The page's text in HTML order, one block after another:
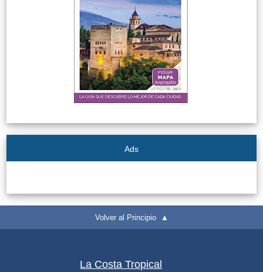
Ads
Volver al Principio ▲
La Costa Tropical